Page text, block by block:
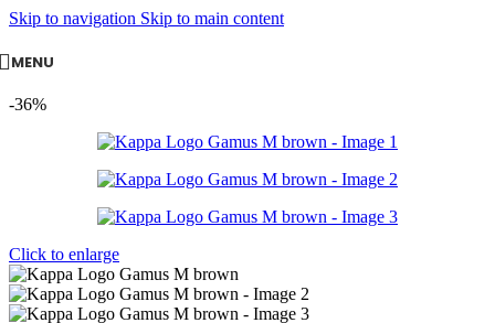
Skip to navigation Skip to main content
MENU
-36%
Click to enlarge